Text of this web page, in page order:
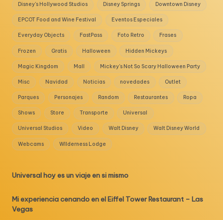
Disney's Hollywood Studios Disney Springs Downtown Disney
EPCOT Food and Wine Festival Eventos Especiales
Everyday Objects FastPass Foto Retro Frases
Frozen Gratis Halloween Hidden Mickeys
Magic Kingdom Mall Mickey's Not So Scary Halloween Party
Misc Navidad Noticias novedades Outlet
Parques Personajes Random Restaurantes Ropa
Shows Store Transporte Universal
Universal Studios Video Walt Disney Walt Disney World
Webcams WIlderness Lodge
Universal hoy es un viaje en si mismo
Mi experiencia cenando en el Eiffel Tower Restaurant – Las
Vegas